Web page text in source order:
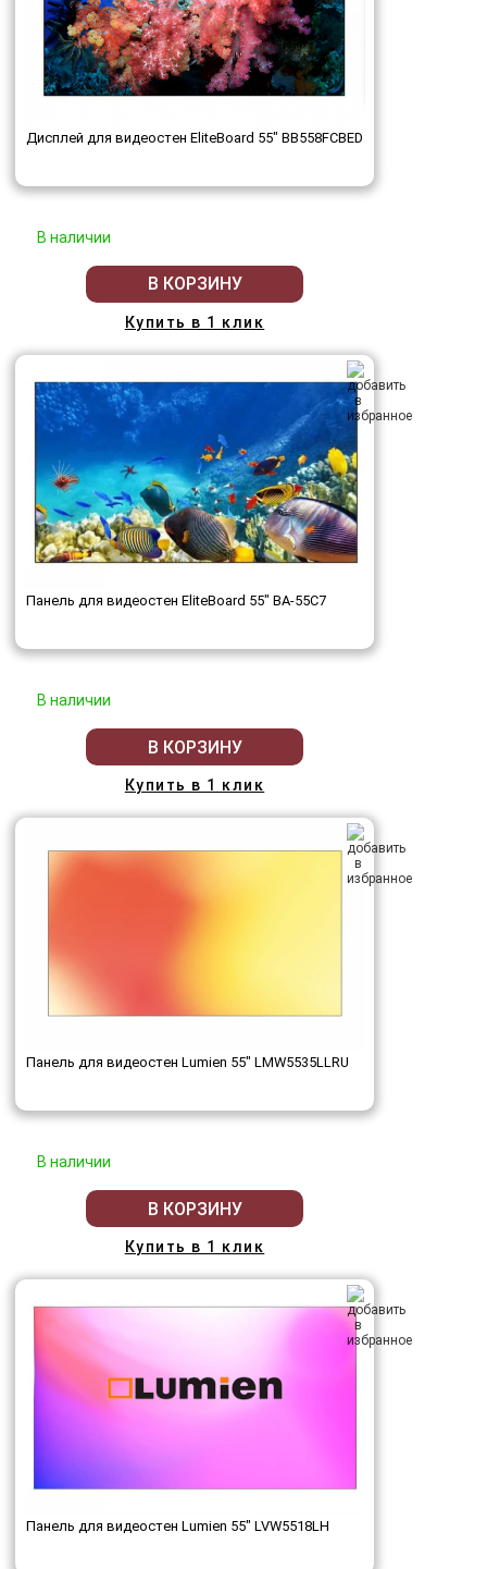
Дисплей для видеостен EliteBoard 55" BB558FCBED
В наличии
В КОРЗИНУ
Купить в 1 клик
Панель для видеостен EliteBoard 55" BA-55C7
В наличии
В КОРЗИНУ
Купить в 1 клик
Панель для видеостен Lumien 55" LMW5535LLRU
В наличии
В КОРЗИНУ
Купить в 1 клик
Панель для видеостен Lumien 55" LVW5518LH